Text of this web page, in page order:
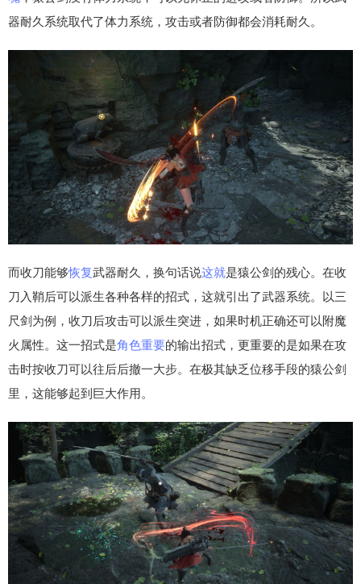
器耐久系统取代了体力系统，攻击或者防御都会消耗耐久。
而收刀能够恢复武器耐久，换句话说这就是猿公剑的残心。在收
刀入鞘后可以派生各种各样的招式，这就引出了武器系统。以三
尺剑为例，收刀后攻击可以派生突进，如果时机正确还可以附魔
火属性。这一招式是角色重要的输出招式，更重要的是如果在攻
击时按收刀可以往后后撤一大步。在极其缺乏位移手段的猿公剑
里，这能够起到巨大作用。